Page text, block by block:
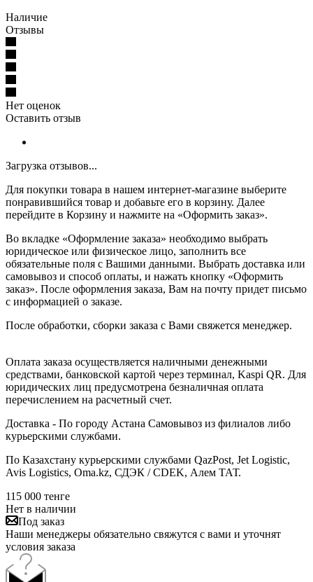
Наличие
Отзывы
Нет оценок
Оставить отзыв
Загрузка отзывов...
Для покупки товара в нашем интернет-магазине выберите
понравившийся товар и добавьте его в корзину. Далее
перейдите в Корзину и нажмите на «Оформить заказ».
Во вкладке «Оформление заказа» необходимо выбрать
юридическое или физическое лицо, заполнить все
обязательные поля с Вашими данными. Выбрать доставка или
самовывоз и способ оплаты, и нажать кнопку «Оформить
заказ». После оформления заказа, Вам на почту придет письмо
с информацией о заказе.
После обработки, сборки заказа с Вами свяжется менеджер.
Оплата заказа осуществляется наличными денежными
средствами, банковской картой через терминал, Kaspi QR. Для
юридических лиц предусмотрена безналичная оплата
перечислением на расчетный счет.
Доставка - По городу Астана Самовывоз из филиалов либо
курьерскими службами.
По Казахстану курьерскими службами QazPost, Jet Logistic,
Avis Logistics, Oma.kz, СДЭК / CDEK, Алем ТАТ.
115 000 тенге
Нет в наличии
Под заказ
Наши менеджеры обязательно свяжутся с вами и уточнят
условия заказа